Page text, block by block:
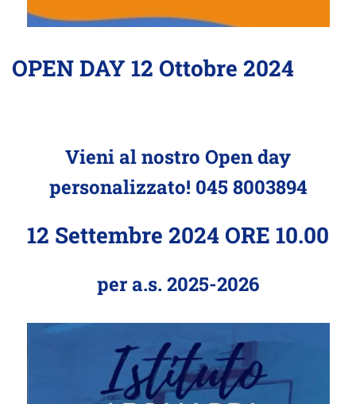
OPEN DAY 12 Ottobre 2024
Vieni al nostro Open day
personalizzato! 045 8003894
12 Settembre 2024 ORE 10.00
per a.s. 2025-2026